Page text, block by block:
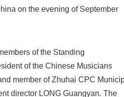
on the evening of September
of the Standing
of the Chinese Musicians
member of Zhuhai CPC
director LONG Guangyan. The